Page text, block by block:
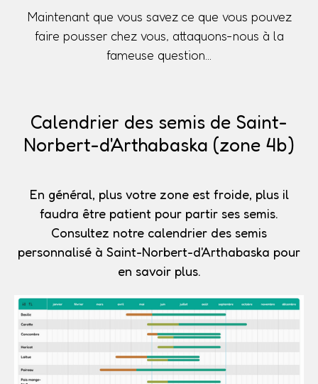
Maintenant que vous savez ce que vous pouvez
faire pousser chez vous, attaquons-nous à la
fameuse question...
Calendrier des semis de Saint-
Norbert-d'Arthabaska (zone 4b)
En général, plus votre zone est froide, plus il
faudra être patient pour partir ses semis.
Consultez notre calendrier des semis
personnalisé à Saint-Norbert-d'Arthabaska pour
en savoir plus.